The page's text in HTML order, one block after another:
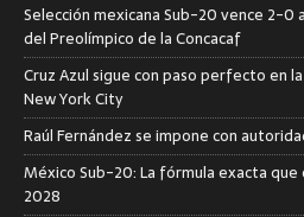
Selección mexicana Sub-20 vence 2-0
del Preolímpico de la Concacaf
Cruz Azul sigue con paso perfecto en
New York City
Raúl Fernández se impone con
México Sub-20: La fórmula exacta que
2028